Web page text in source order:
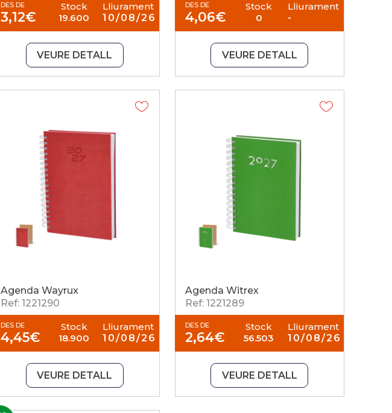
DES DE
3,12€
Stock
19.600
Lliurament
10/08/26
VEURE DETALL
DES DE
4,06€
Stock
0
Lliurament
-
VEURE DETALL
Agenda Wayrux
Ref: 1221290
DES DE
4,45€
Stock
18.900
Lliurament
10/08/26
VEURE DETALL
Agenda Witrex
Ref: 1221289
DES DE
2,64€
Stock
56.503
Lliurament
10/08/26
VEURE DETALL